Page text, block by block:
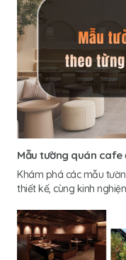
Mẫu tường quán cafe
Khám phá các mẫu
thiết kế, cùng kinh